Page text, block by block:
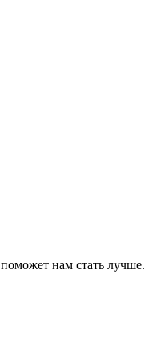
нам стать лучше.